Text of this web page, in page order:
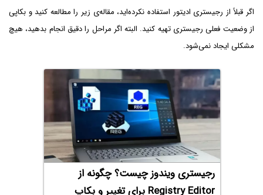
اگر قبلاً از رجیستری ادیتور استفاده نکرده‌اید، مقاله‌ی زیر را مطالعه کنید و بکاپی
از وضعیت فعلی رجیستری تهیه کنید. البته اگر مراحل را دقیق انجام بدهید، هیچ
مشکلی ایجاد نمی‌شود.
رجیستری ویندوز چیست؟ چگونه از
Registry Editor برای تغییر و بکاپ